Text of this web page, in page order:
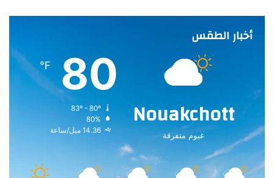
أخبار الطقس
Nouakchott
غيوم متفرقة
80
℉
80%
14.36 ميل/ساعة